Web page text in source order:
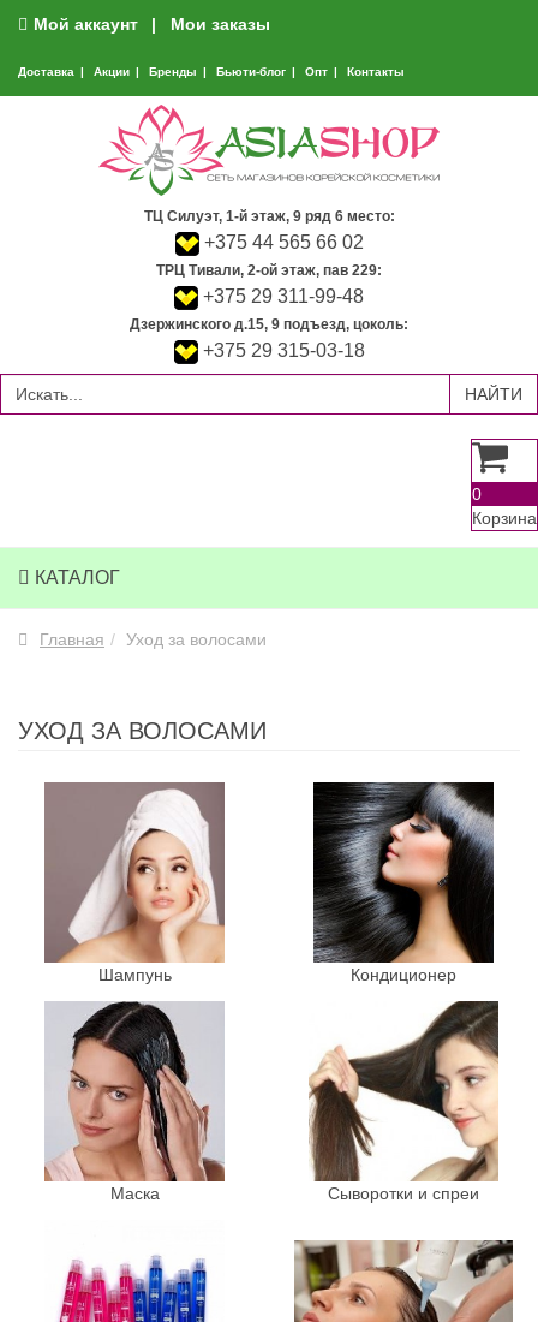
Мой аккаунт Мои заказы
Доставка Акции Бренды Бьюти-блог Опт Контакты
ТЦ Силуэт, 1-й этаж, 9 ряд 6 место:
+375 44 565 66 02
ТРЦ Тивали, 2-ой этаж, пав 229:
+375 29 311-99-48
Дзержинского д.15, 9 подъезд, цоколь:
+375 29 315-03-18
0
Корзина
КАТАЛОГ
Главная Уход за волосами
УХОД ЗА ВОЛОСАМИ
Шампунь Кондиционер
Маска Сыворотки и спреи